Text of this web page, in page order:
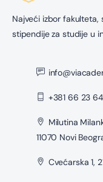
Najveći izbor fakulteta,
stipendije za studije u
+381 66 23
Milutina
11070 Novi
Cvećarska 1,